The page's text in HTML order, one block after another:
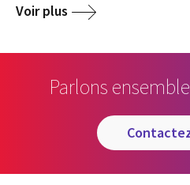
Voir plus
Parlons